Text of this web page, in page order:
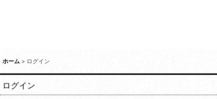
ホーム > ログイン
ログイン